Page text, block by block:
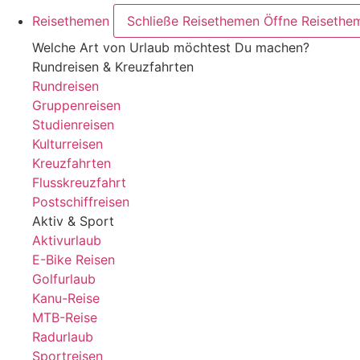
Reisethemen
Schließe Reisethemen Öffne
Welche Art von Urlaub möchtest Du machen?
Rundreisen & Kreuzfahrten
Rundreisen
Gruppenreisen
Studienreisen
Kulturreisen
Kreuzfahrten
Flusskreuzfahrt
Postschiffreisen
Aktiv & Sport
Aktivurlaub
E-Bike Reisen
Golfurlaub
Kanu-Reise
MTB-Reise
Radurlaub
Sportreisen